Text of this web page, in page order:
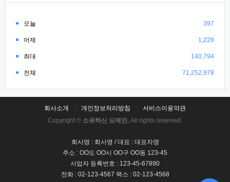
오늘 397
어제 1,228
최대 140,794
전체 71,252,978
회사소개 개인정보처리방침
서비스이용약관
Copyright © 소유하신 도메인. All rights reserved.
회사명 : 회사명 / 대표 : 대표자명
주소 : OO도 OO시 OO구 OO동 123-45
사업자 등록번호 : 123-45-67890
전화 : 02-123-4567 팩스 : 02-123-4568